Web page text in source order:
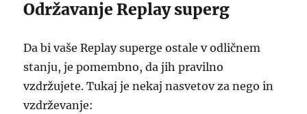
Održavanje Replay superg
Da bi vaše Replay superge ostale v odličnem
stanju, je pomembno, da jih pravilno
vzdržujete. Tukaj je nekaj nasvetov za nego in
vzdrževanje: